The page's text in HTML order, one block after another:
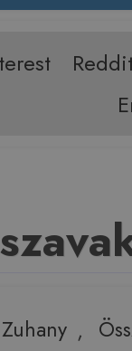
Zuhany ,